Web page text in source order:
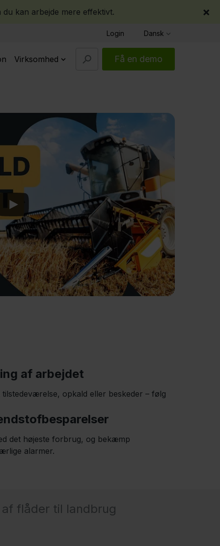
kan arbejde mere effektivt. ×
Login Dansk
Virksomhed Få en demo
Play
af arbejdet
opkald eller beskeder – følg
det højeste forbrug, og bekæmp
alarmer.
flåder til landbrug